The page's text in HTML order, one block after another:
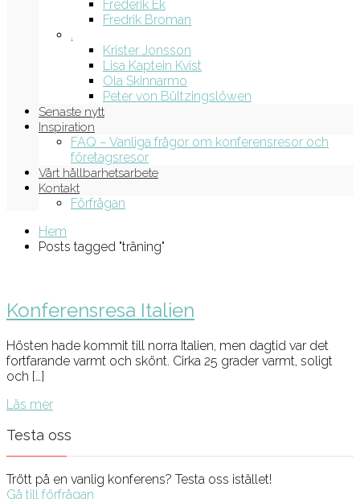
Frederik Ek
Fredrik Broman
.
Krister Jonsson
Lisa Kaptein Kvist
Ola Skinnarmo
Peter von Bültzingslöwen
Senaste nytt
Inspiration
FAQ – Vanliga frågor om konferensresor och
företagsresor
Vårt hållbarhetsarbete
Kontakt
Förfrågan
Hem
Posts tagged "träning"
Konferensresa Italien
Hösten hade kommit till norra Italien, men dagtid var det
fortfarande varmt och skönt. Cirka 25 grader varmt, soligt
och […]
Läs mer
Testa oss
Trött på en vanlig konferens? Testa oss istället!
Gå till förfrågan